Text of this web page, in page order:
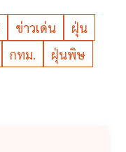
ข่าวเด่น
ฝุ่น
กทม.
ฝุ่นพิษ